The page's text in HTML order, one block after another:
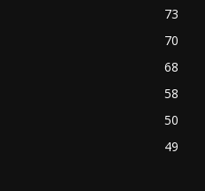
73
70
68
58
50
49